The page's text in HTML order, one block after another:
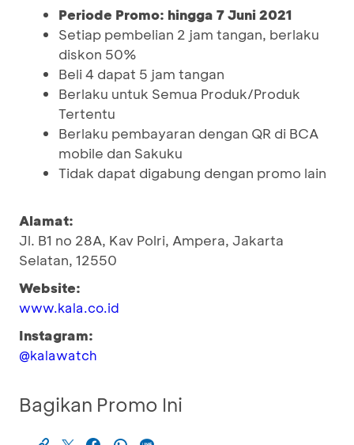
Periode Promo: hingga 7 Juni 2021
Setiap pembelian 2 jam tangan, berlaku
diskon 50%
Beli 4 dapat 5 jam tangan
Berlaku untuk Semua Produk/Produk
Tertentu
Berlaku pembayaran dengan QR di BCA
mobile dan Sakuku
Tidak dapat digabung dengan promo lain
Alamat:
Jl. B1 no 28A, Kav Polri, Ampera, Jakarta
Selatan, 12550
Website:
www.kala.co.id
Instagram:
@kalawatch
Bagikan Promo Ini